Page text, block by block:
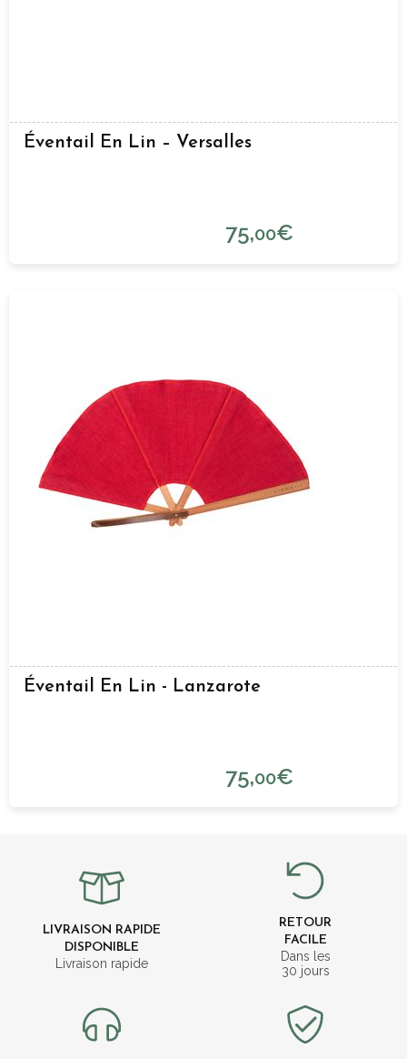
Éventail En Lin – Versalles
75,00€
Éventail En Lin - Lanzarote
75,00€
LIVRAISON RAPIDE
DISPONIBLE
Livraison rapide
RETOUR
FACILE
Dans les
30 jours